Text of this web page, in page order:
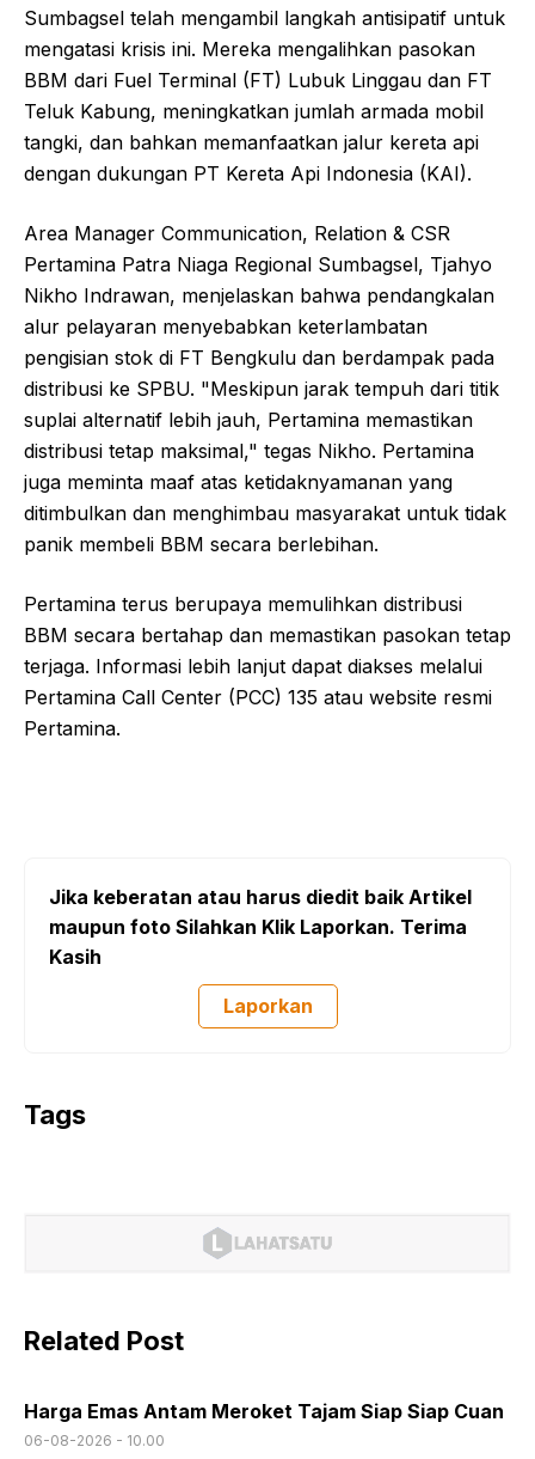
Sumbagsel telah mengambil langkah antisipatif untuk
mengatasi krisis ini. Mereka mengalihkan pasokan
BBM dari Fuel Terminal (FT) Lubuk Linggau dan FT
Teluk Kabung, meningkatkan jumlah armada mobil
tangki, dan bahkan memanfaatkan jalur kereta api
dengan dukungan PT Kereta Api Indonesia (KAI).
Area Manager Communication, Relation & CSR
Pertamina Patra Niaga Regional Sumbagsel, Tjahyo
Nikho Indrawan, menjelaskan bahwa pendangkalan
alur pelayaran menyebabkan keterlambatan
pengisian stok di FT Bengkulu dan berdampak pada
distribusi ke SPBU. "Meskipun jarak tempuh dari titik
suplai alternatif lebih jauh, Pertamina memastikan
distribusi tetap maksimal," tegas Nikho. Pertamina
juga meminta maaf atas ketidaknyamanan yang
ditimbulkan dan menghimbau masyarakat untuk tidak
panik membeli BBM secara berlebihan.
Pertamina terus berupaya memulihkan distribusi
BBM secara bertahap dan memastikan pasokan tetap
terjaga. Informasi lebih lanjut dapat diakses melalui
Pertamina Call Center (PCC) 135 atau website resmi
Pertamina.
Jika keberatan atau harus diedit baik Artikel
maupun foto Silahkan Klik Laporkan. Terima
Kasih
Laporkan
Tags
Related Post
Harga Emas Antam Meroket Tajam Siap Siap Cuan
06-08-2026 - 10.00